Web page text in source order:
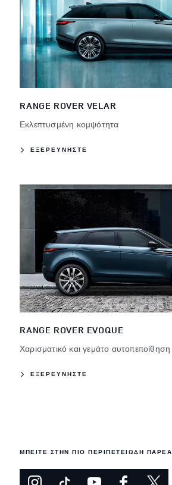
RANGE ROVER VELAR
Εκλεπτυσμένη κομψότητα
ΕΞΕΡΕΥΝΗΣΤΕ
RANGE ROVER EVOQUE
Χαρισματικό και γεμάτο αυτοπεποίθηση
ΕΞΕΡΕΥΝΗΣΤΕ
ΜΠΕΙΤΕ ΣΤΗΝ ΠΙΟ ΠΕΡΙΠΕΤΕΙΩΔΗ ΠΑΡΕΑ